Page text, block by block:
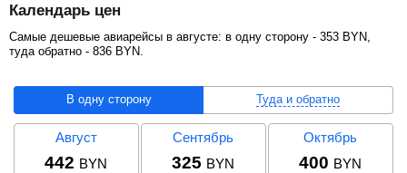
Календарь цен
Самые дешевые авиарейсы в августе: в одну сторону - 353 BYN
туда обратно - 836 BYN
В одну сторону Туда и обратно
Август
442 BYN
Сентябрь
325 BYN
Октябрь
400 BYN